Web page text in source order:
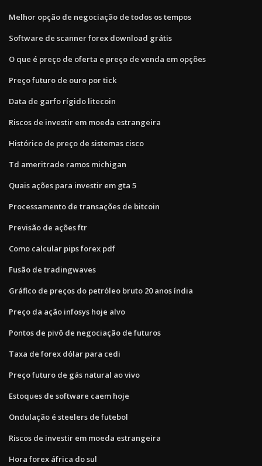
Melhor opção de negociação de todos os tempos
Software de scanner forex download grátis
O que é preço de oferta e preço de venda em opções
Preço futuro de ouro por tick
Data de garfo rígido litecoin
Riscos de investir em moeda estrangeira
Histórico de preço de sistemas cisco
Td ameritrade ramos michigan
Quais ações para investir em gta 5
Processamento de transações de bitcoin
Previsão de ações ftr
Como calcular pips forex pdf
Fusão de tradingwaves
Gráfico de preços do petróleo bruto 20 anos índia
Preço da ação infosys hoje alvo
Pontos de pivô de negociação de futuros
Taxa de forex dólar para cedi
Preço futuro de gás natural ao vivo
Estoques de software caem hoje
Ondulação é steelers de futebol
Riscos de investir em moeda estrangeira
Hora forex áfrica do sul